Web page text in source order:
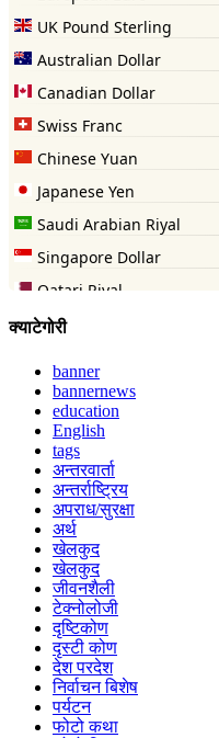
क्याटेगोरी
banner
bannernews
education
English
tags
अन्तरवार्ता
अन्तर्राष्ट्रिय
अपराध/सुरक्षा
अर्थ
खेलकुद
खेलकुद
जीवनशैली
टेक्नोलोजी
दृष्टिकोण
दृस्टी कोण
देश परदेश
निर्वाचन बिशेष
पर्यटन
फोटो कथा